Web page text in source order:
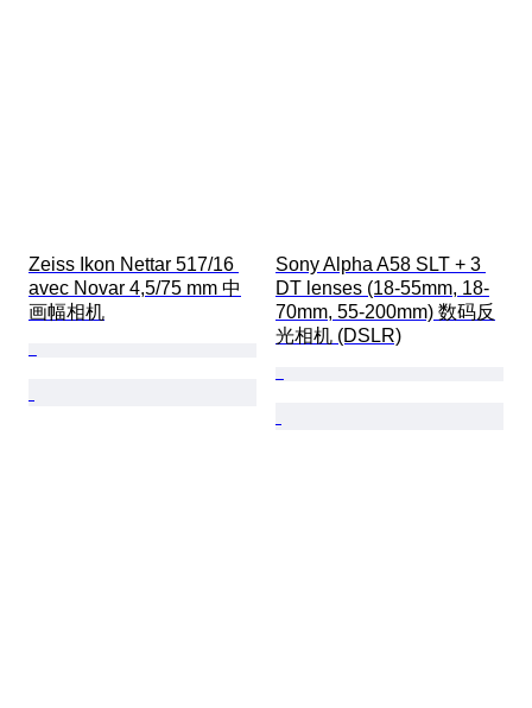
Zeiss Ikon Nettar 517/16
avec Novar 4,5/75 mm 中
画幅相机
Sony Alpha A58 SLT + 3
DT lenses (18-55mm, 18-
70mm, 55-200mm) 数码反
光相机 (DSLR)